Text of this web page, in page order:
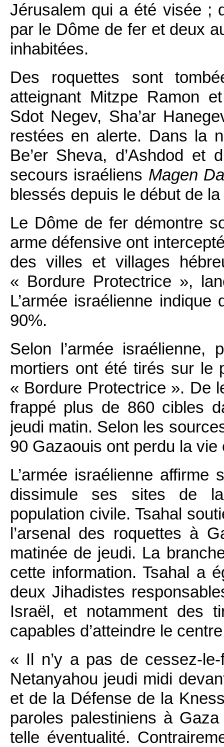
Jérusalem qui a été visée ;
par le Dôme de fer et deux
inhabitées.
Des roquettes sont
atteignant Mitzpe Ramon
Sdot Negev, Sha’ar
restées en alerte. Dans la
Be’er Sheva, d’Ashdod et
secours israéliens Magen
blessés depuis le début de
Le Dôme de fer démontre
arme défensive ont
des villes et villages
« Bordure Protectrice »,
L’armée israélienne indique
90%.
Selon l’armée
mortiers ont été tirés sur le
« Bordure Protectrice ». De
frappé plus de 860 cibles
jeudi matin. Selon les
90 Gazaouis ont perdu la
L’armée israélienne
dissimule ses sites de
population civile. Tsahal
l’arsenal des roquettes à
matinée de jeudi. La
cette information. Tsahal a
deux Jihadistes
Israël, et notamment des
capables d’atteindre le
« Il n’y a pas de cessez-
Netanyahou jeudi midi
et de la Défense de la
paroles palestiniens à
telle éventualité.